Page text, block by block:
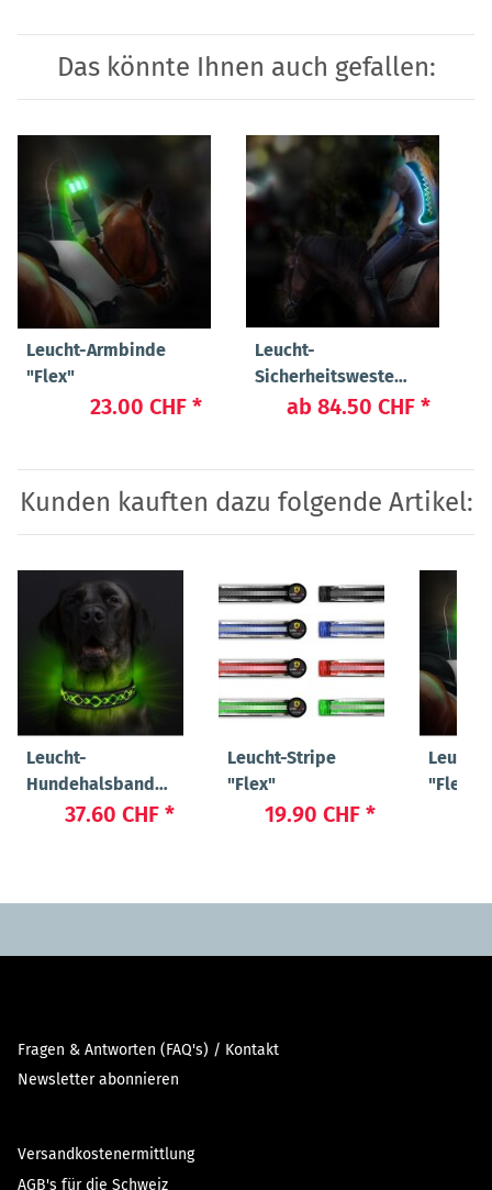
Das könnte Ihnen auch gefallen:
Leucht-Armbinde
"Flex"
23.00 CHF *
Leucht-
Sicherheitsweste
"Flex"
ab 84.50 CHF *
Kunden kauften dazu folgende Artikel:
Leucht-
Hundehalsband
"Beauty"
37.60 CHF *
Leucht-Stripe
"Flex"
19.90 CHF *
"Flex"
Fragen & Antworten (FAQ's) / Kontakt
Newsletter abonnieren
Versandkostenermittlung
AGB's für die Schweiz